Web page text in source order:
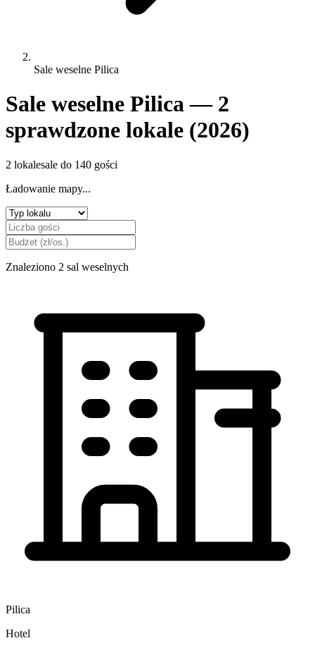
Sale weselne Pilica
Sale weselne Pilica — 2
sprawdzone lokale (2026)
2 lokalesale do 140 gości
Ładowanie mapy...
Znaleziono 2 sal weselnych
Pilica
Hotel